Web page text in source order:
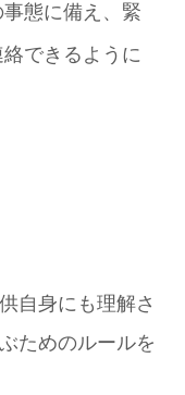
態に備え、緊
できるように
自身にも理解さ
ためのルールを